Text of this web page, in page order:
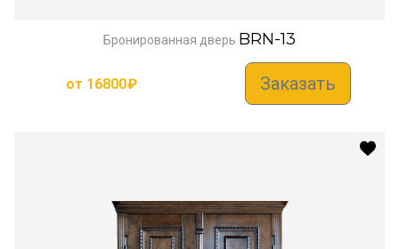
Бронированная дверь BRN-13
от 16800₽ Заказать